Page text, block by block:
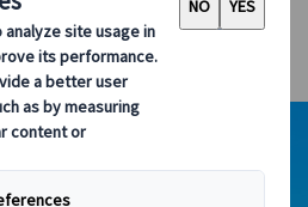
Facetten
go, Kanazawa, Tokio